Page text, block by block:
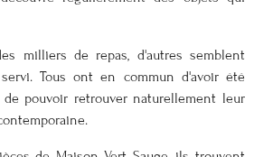
milliers de repas, d'autres semblent
Tous ont en commun d'avoir été
pouvoir retrouver naturellement leur